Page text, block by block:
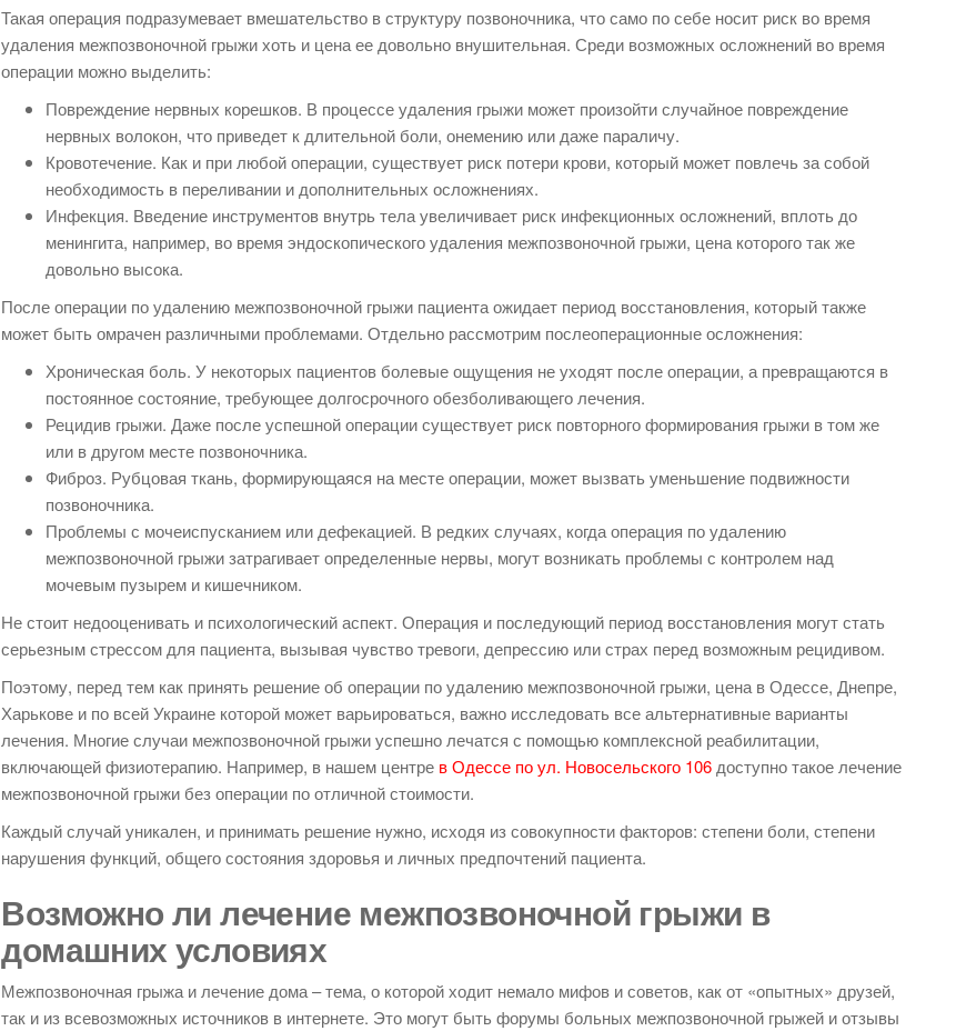
Такая операция подразумевает вмешательство в структуру позвоночника, что само по себе носит риск во время
удаления межпозвоночной грыжи хоть и цена ее довольно внушительная. Среди возможных осложнений во время
операции можно выделить:
Повреждение нервных корешков. В процессе удаления грыжи может произойти случайное повреждение
нервных волокон, что приведет к длительной боли, онемению или даже параличу.
Кровотечение. Как и при любой операции, существует риск потери крови, который может повлечь за собой
необходимость в переливании и дополнительных осложнениях.
Инфекция. Введение инструментов внутрь тела увеличивает риск инфекционных осложнений, вплоть до
менингита, например, во время эндоскопического удаления межпозвоночной грыжи, цена которого так же
довольно высока.
После операции по удалению межпозвоночной грыжи пациента ожидает период восстановления, который также
может быть омрачен различными проблемами. Отдельно рассмотрим послеоперационные осложнения:
Хроническая боль. У некоторых пациентов болевые ощущения не уходят после операции, а превращаются в
постоянное состояние, требующее долгосрочного обезболивающего лечения.
Рецидив грыжи. Даже после успешной операции существует риск повторного формирования грыжи в том же
или в другом месте позвоночника.
Фиброз. Рубцовая ткань, формирующаяся на месте операции, может вызвать уменьшение подвижности
позвоночника.
Проблемы с мочеиспусканием или дефекацией. В редких случаях, когда операция по удалению
межпозвоночной грыжи затрагивает определенные нервы, могут возникать проблемы с контролем над
мочевым пузырем и кишечником.
Не стоит недооценивать и психологический аспект. Операция и последующий период восстановления могут стать
серьезным стрессом для пациента, вызывая чувство тревоги, депрессию или страх перед возможным рецидивом.
Поэтому, перед тем как принять решение об операции по удалению межпозвоночной грыжи, цена в Одессе, Днепре,
Харькове и по всей Украине которой может варьироваться, важно исследовать все альтернативные варианты
лечения. Многие случаи межпозвоночной грыжи успешно лечатся с помощью комплексной реабилитации,
включающей физиотерапию. Например, в нашем центре в Одессе по ул. Новосельского 106 доступно такое лечение
межпозвоночной грыжи без операции по отличной стоимости.
Каждый случай уникален, и принимать решение нужно, исходя из совокупности факторов: степени боли, степени
нарушения функций, общего состояния здоровья и личных предпочтений пациента.
Возможно ли лечение межпозвоночной грыжи в
домашних условиях
Межпозвоночная грыжа и лечение дома – тема, о которой ходит немало мифов и советов, как от «опытных» друзей,
так и из всевозможных источников в интернете. Это могут быть форумы больных межпозвоночной грыжей и отзывы